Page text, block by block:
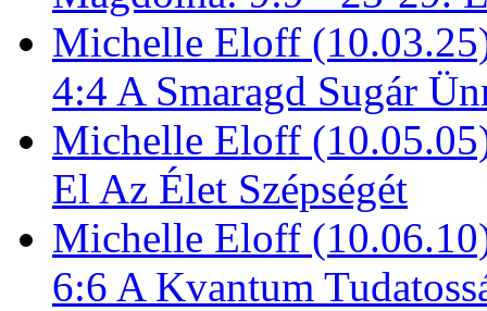
Michelle Eloff
4:4 A Smaragd Sugár
Michelle Eloff
El Az Élet Szépségét
Michelle Eloff
6:6 A Kvantum